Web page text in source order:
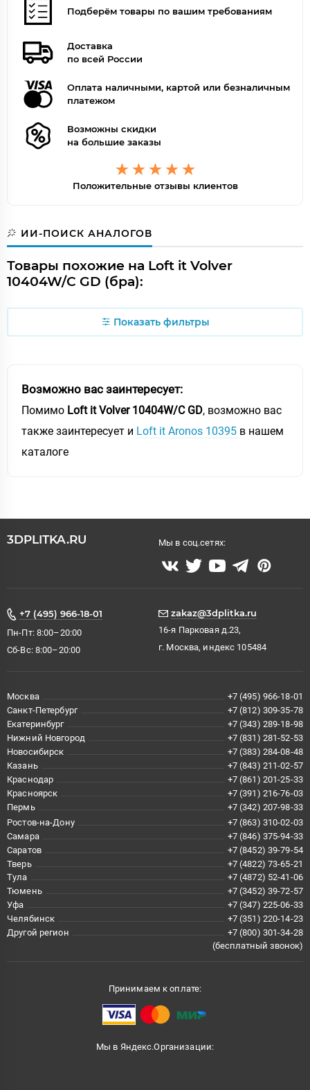
Подберём товары по вашим требованиям
Доставка
по всей России
Оплата наличными, картой или безналичным
платежом
Возможны скидки
на большие заказы
Положительные отзывы клиентов
ИИ-ПОИСК АНАЛОГОВ
Товары похожие на Loft it Volver
10404W/C GD (бра):
Показать фильтры
Возможно вас заинтересует:
Помимо Loft it Volver 10404W/C GD, возможно вас
также заинтересует и Loft it Aronos 10395 в нашем
каталоге
3DPLITKA.RU Мы в соц.сетях:
+7 (495) 966-18-01
Пн-Пт: 8:00–20:00
Сб-Вс: 8:00–20:00
zakaz@3dplitka.ru
16-я Парковая д.23,
г. Москва, индекс 105484
Москва
+7 (495) 966-18-01
Санкт-Петербург
+7 (812) 309-35-78
Екатеринбург
+7 (343) 289-18-98
Нижний Новгород
+7 (831) 281-52-53
Новосибирск
+7 (383) 284-08-48
Казань
+7 (843) 211-02-57
Краснодар
+7 (861) 201-25-33
Красноярск
+7 (391) 216-76-03
Пермь
+7 (342) 207-98-33
Ростов-на-Дону
+7 (863) 310-02-03
Самара
+7 (846) 375-94-33
Саратов
+7 (8452) 39-79-54
Тверь
+7 (4822) 73-65-21
Тула
+7 (4872) 52-41-06
Тюмень
+7 (3452) 39-72-57
Уфа
+7 (347) 225-06-33
Челябинск
+7 (351) 220-14-23
Другой регион
+7 (800) 301-34-28
(бесплатный звонок)
Принимаем к оплате:
Мы в Яндекс.Организации: